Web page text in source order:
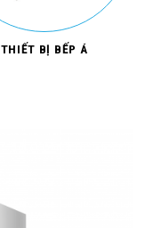
THIẾT BỊ BẾP Á